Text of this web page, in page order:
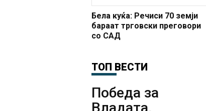
Бела куќа: Речиси 70 земји
бараат трговски преговори
со САД
ТОП ВЕСТИ
Победа за